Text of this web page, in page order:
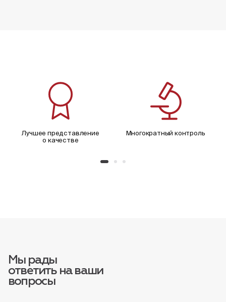
Лучшее представление
о качестве
Многократный контроль
Мы рады
ответить на ваши
вопросы